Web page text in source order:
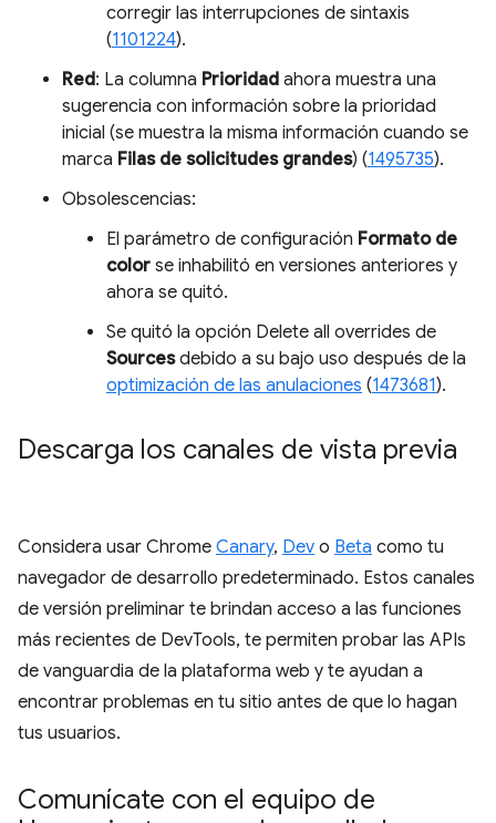
corregir las interrupciones de sintaxis
(1101224).
Red: La columna Prioridad ahora muestra una
sugerencia con información sobre la prioridad
inicial (se muestra la misma información cuando se
marca Filas de solicitudes grandes) (1495735).
Obsolescencias:
El parámetro de configuración Formato de
color se inhabilitó en versiones anteriores y
ahora se quitó.
Se quitó la opción Delete all overrides de
Sourcesdebido a su bajo uso después de la
optimización de las anulaciones (1473681).
Descarga los canales de vista previa
Considera usar Chrome Canary, Dev o Beta como tu
navegador de desarrollo predeterminado. Estos canales
de versión preliminar te brindan acceso a las funciones
más recientes de DevTools, te permiten probar las APIs
de vanguardia de la plataforma web y te ayudan a
encontrar problemas en tu sitio antes de que lo hagan
tus usuarios.
Comunícate con el equipo de